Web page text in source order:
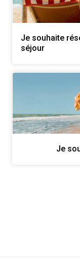
Je souhaite
séjour
Je